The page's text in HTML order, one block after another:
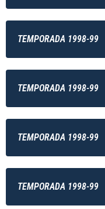
TEMPORADA 1998-99
TEMPORADA 1998-99
TEMPORADA 1998-99
TEMPORADA 1998-99